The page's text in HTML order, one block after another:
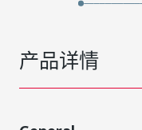
产品详情